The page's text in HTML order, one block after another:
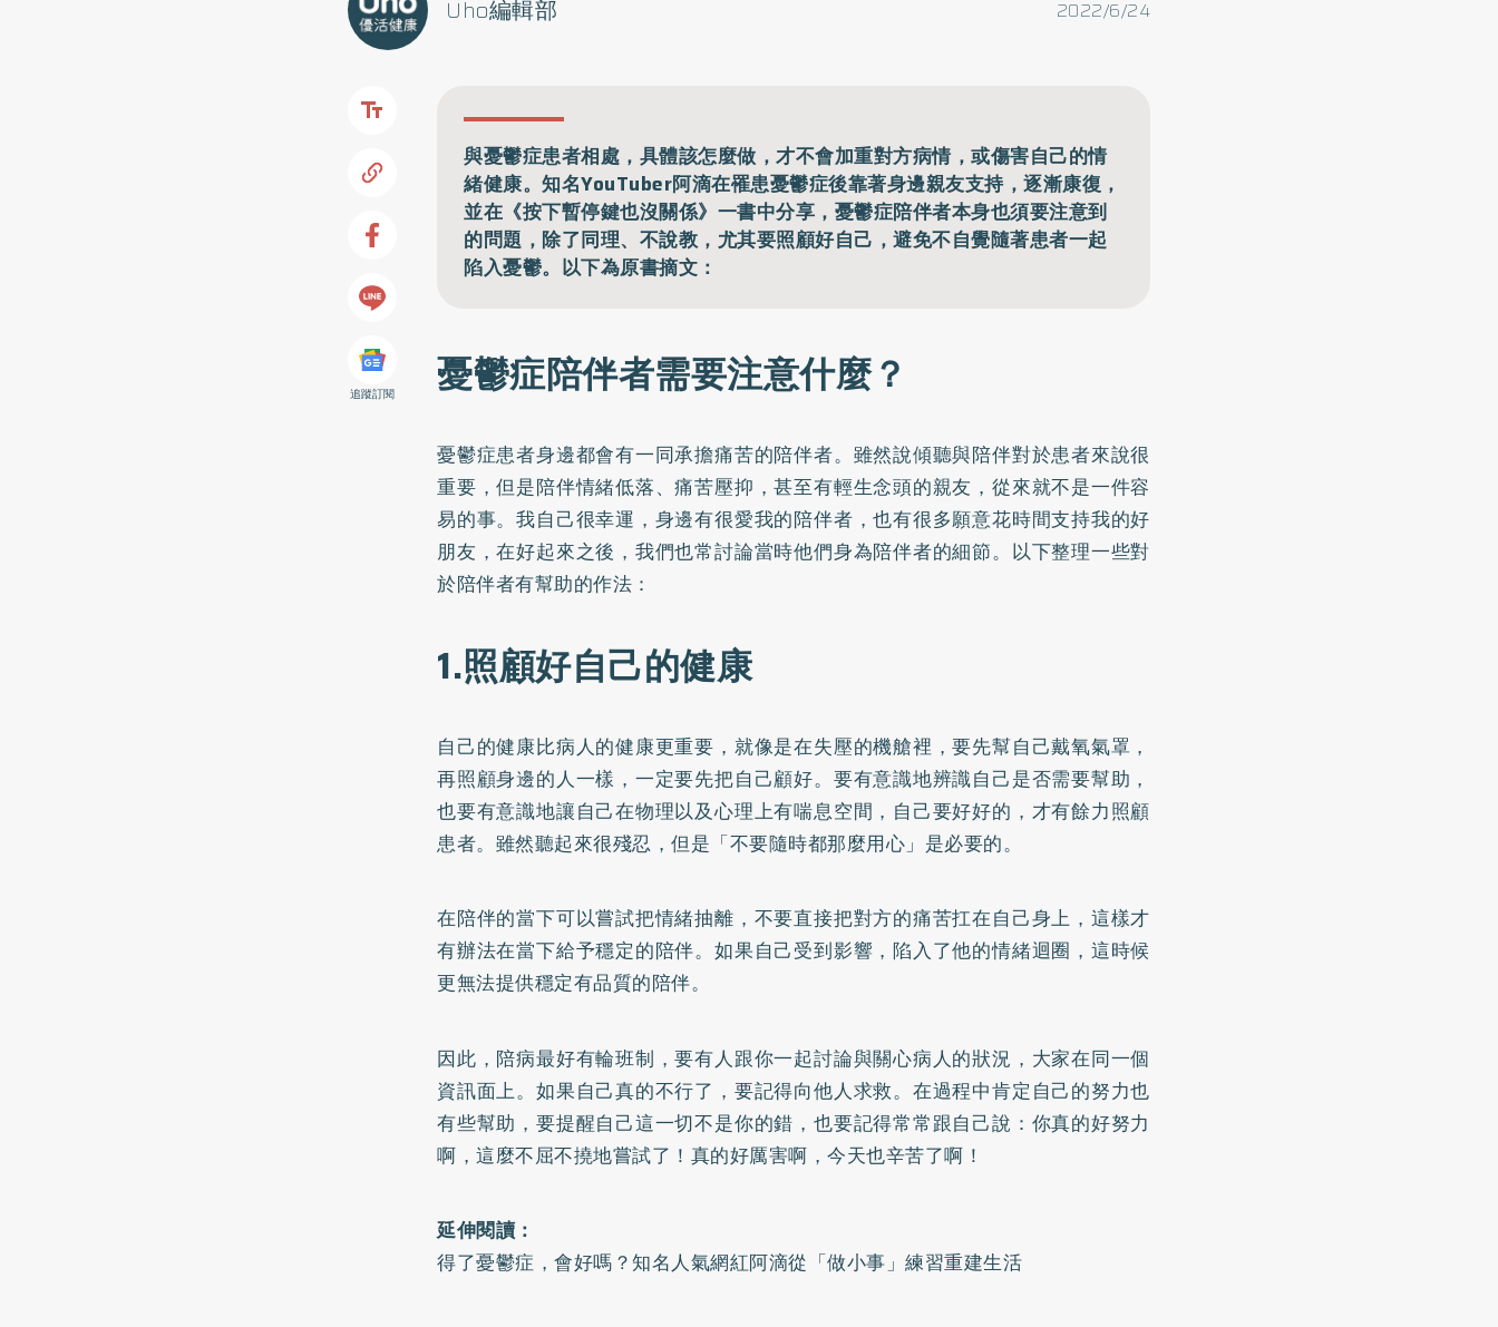
2022/6/24
Uho編輯部
追蹤訂閱
與憂鬱症患者相處，具體該怎麼做，才不會加重對方病情，或傷害自己的情
緒健康。知名YouTuber阿滴在罹患憂鬱症後靠著身邊親友支持，逐漸康復，
並在《按下暫停鍵也沒關係》一書中分享，憂鬱症陪伴者本身也須要注意到
的問題，除了同理、不說教，尤其要照顧好自己，避免不自覺隨著患者一起
陷入憂鬱。以下為原書摘文：
憂鬱症陪伴者需要注意什麼？
憂鬱症患者身邊都會有一同承擔痛苦的陪伴者。雖然說傾聽與陪伴對於患者來說很
重要，但是陪伴情緒低落、痛苦壓抑，甚至有輕生念頭的親友，從來就不是一件容
易的事。我自己很幸運，身邊有很愛我的陪伴者，也有很多願意花時間支持我的好
朋友，在好起來之後，我們也常討論當時他們身為陪伴者的細節。以下整理一些對
於陪伴者有幫助的作法：
1.照顧好自己的健康
自己的健康比病人的健康更重要，就像是在失壓的機艙裡，要先幫自己戴氧氣罩，
再照顧身邊的人一樣，一定要先把自己顧好。要有意識地辨識自己是否需要幫助，
也要有意識地讓自己在物理以及心理上有喘息空間，自己要好好的，才有餘力照顧
患者。雖然聽起來很殘忍，但是「不要隨時都那麼用心」是必要的。
在陪伴的當下可以嘗試把情緒抽離，不要直接把對方的痛苦扛在自己身上，這樣才
有辦法在當下給予穩定的陪伴。如果自己受到影響，陷入了他的情緒迴圈，這時候
更無法提供穩定有品質的陪伴。
因此，陪病最好有輪班制，要有人跟你一起討論與關心病人的狀況，大家在同一個
資訊面上。如果自己真的不行了，要記得向他人求救。在過程中肯定自己的努力也
有些幫助，要提醒自己這一切不是你的錯，也要記得常常跟自己說：你真的好努力
啊，這麼不屈不撓地嘗試了！真的好厲害啊，今天也辛苦了啊！
延伸閱讀：
得了憂鬱症，會好嗎？知名人氣網紅阿滴從「做小事」練習重建生活